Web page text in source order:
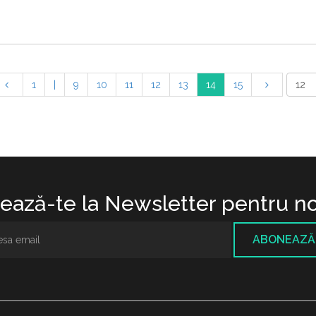
1 9 10 11 12 13 14 15
te la Newsletter pentru